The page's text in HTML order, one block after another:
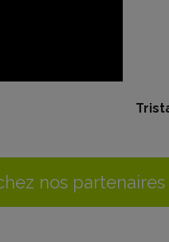
nos partenaires